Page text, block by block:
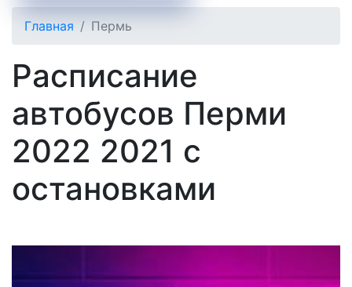
Главная Пермь
Расписание
автобусов Перми
2022 2021 с
остановками